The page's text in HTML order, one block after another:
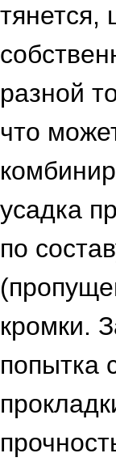
тянется,
разной
что
усадка
по
кромки.
попытка